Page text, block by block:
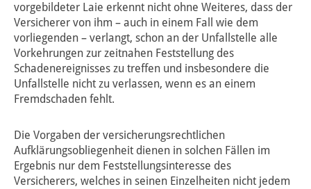
vorgebildeter Laie erkennt nicht ohne Weiteres, dass der
Versicherer von ihm – auch in einem Fall wie dem
vorliegenden – verlangt, schon an der Unfallstelle alle
Vorkehrungen zur zeitnahen Feststellung des
Schadenereignisses zu treffen und insbesondere die
Unfallstelle nicht zu verlassen, wenn es an einem
Fremdschaden fehlt.
Die Vorgaben der versicherungsrechtlichen
Aufklärungsobliegenheit dienen in solchen Fällen im
Ergebnis nur dem Feststellungsinteresse des
Versicherers, welches in seinen Einzelheiten nicht jedem